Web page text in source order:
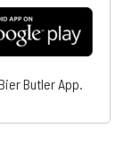
Butler App.